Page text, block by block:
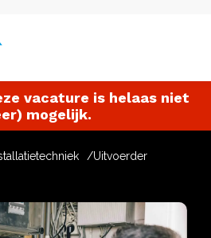
vacature is helaas niet
mogelijk.
Uitvoerder